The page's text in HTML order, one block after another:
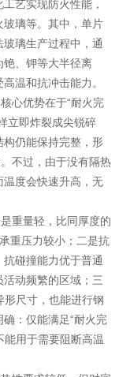
艺实现防火性能，
璃等。其中，单片
璃生产过程中，通
铯、钾等大半径离
温和抗冲击能力。
心优势在于“耐火完
立即炸裂成尖锐碎
构仍能保持完整，形
不过，由于没有隔热
温度会快速升高，无
重量轻，比同厚度的
重压力较小；二是抗
碰撞能力优于普通
动频繁的区域；三
形尺寸，也能进行钢
：仅能满足“耐火完
能用于需要阻断高温